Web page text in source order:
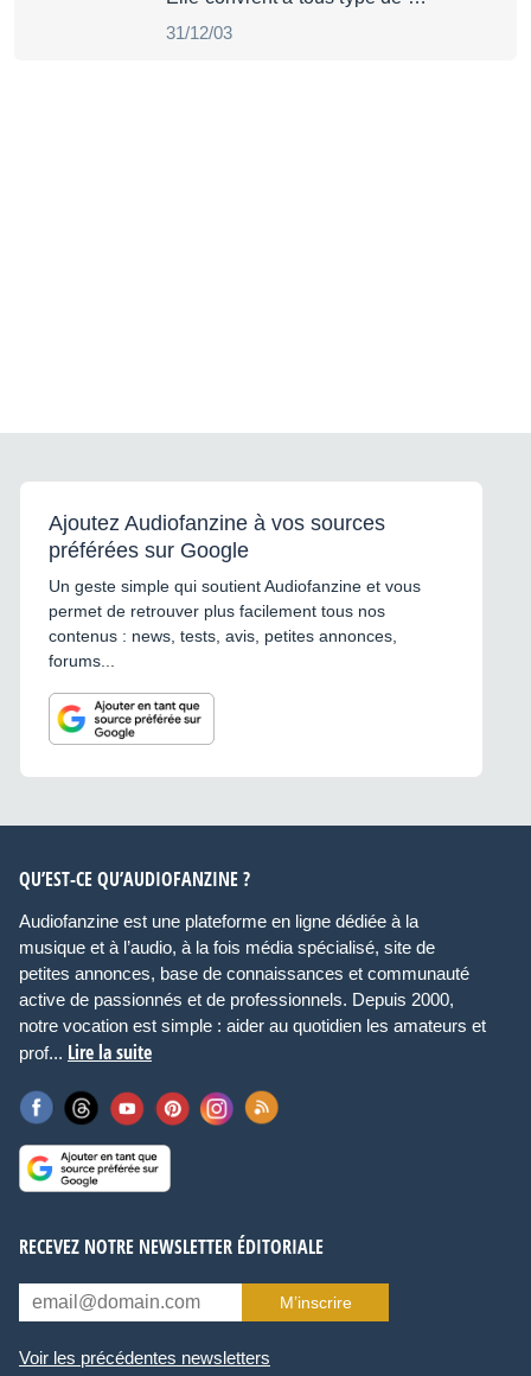
31/12/03
Ajoutez Audiofanzine à vos sources
préférées sur Google
Un geste simple qui soutient Audiofanzine et vous
permet de retrouver plus facilement tous nos
contenus : news, tests, avis, petites annonces,
forums...
QU’EST-CE QU’AUDIOFANZINE ?
Audiofanzine est une plateforme en ligne dédiée à la
musique et à l’audio, à la fois média spécialisé, site de
petites annonces, base de connaissances et communauté
active de passionnés et de professionnels. Depuis 2000,
notre vocation est simple : aider au quotidien les amateurs et
prof... Lire la suite
RECEVEZ NOTRE NEWSLETTER ÉDITORIALE
M’inscrire
Voir les précédentes newsletters